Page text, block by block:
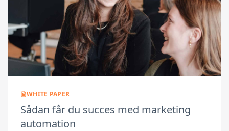
WHITE PAPER
Sådan får du succes med marketing
automation